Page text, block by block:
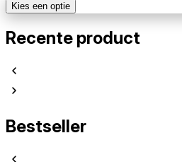
Kies een optie
Recente product
Bestseller